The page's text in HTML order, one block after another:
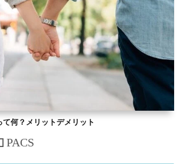
て何？メリットデメリット
PACS